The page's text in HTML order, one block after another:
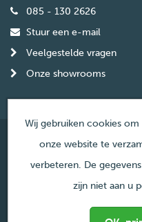
085 - 130 2626
Stuur een e-mail
Veelgestelde vragen
Onze showrooms
© Copyright
Wij gebruiken cookies
onze website te
verbeteren. De
zijn niet aan u